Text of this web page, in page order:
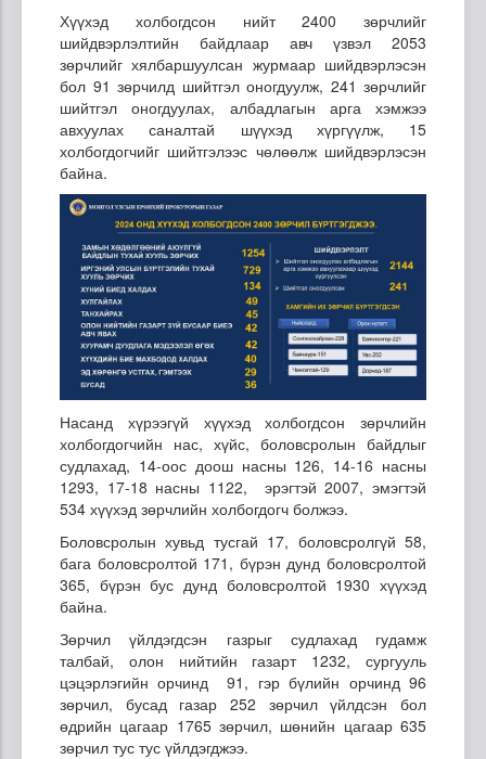
Хүүхэд холбогдсон нийт 2400 зөрчлийг
шийдвэрлэлтийн байдлаар авч үзвэл 2053
зөрчлийг хялбаршуулсан журмаар шийдвэрлэсэн
бол 91 зөрчилд шийтгэл оногдуулж, 241 зөрчлийг
шийтгэл оногдуулах, албадлагын арга хэмжээ
авхуулах саналтай шүүхэд хүргүүлж, 15
холбогдогчийг шийтгэлээс чөлөөлж шийдвэрлэсэн
байна.
Насанд хүрээгүй хүүхэд холбогдсон зөрчлийн
холбогдогчийн нас, хүйс, боловсролын байдлыг
судлахад, 14-оос доош насны 126, 14-16 насны
1293, 17-18 насны 1122, эрэгтэй 2007, эмэгтэй
534 хүүхэд зөрчлийн холбогдогч болжээ.
Боловсролын хувьд тусгай 17, боловсролгүй 58,
бага боловсролтой 171, бүрэн дунд боловсролтой
365, бүрэн бус дунд боловсролтой 1930 хүүхэд
байна.
Зөрчил үйлдэгдсэн газрыг судлахад гудамж
талбай, олон нийтийн газарт 1232, сургууль
цэцэрлэгийн орчинд 91, гэр бүлийн орчинд 96
зөрчил, бусад газар 252 зөрчил үйлдсэн бол
өдрийн цагаар 1765 зөрчил, шөнийн цагаар 635
зөрчил тус тус үйлдэгджээ.